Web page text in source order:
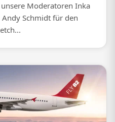
Moderatoren Inka
Schmidt für den